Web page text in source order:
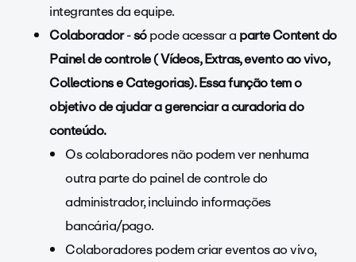
integrantes da equipe.
Colaborador-sópode acessar aparteContent do
Painel de controle ( Vídeos, Extras, evento ao vivo,
Collections e Categorias). Essa função tem o
objetivo de ajudar a gerenciar a curadoria do
conteúdo.
Os colaboradores não podem ver nenhuma
outra parte do painel de controle do
administrador, incluindo informações
bancária/pago.
Colaboradores podem criar eventos ao vivo,